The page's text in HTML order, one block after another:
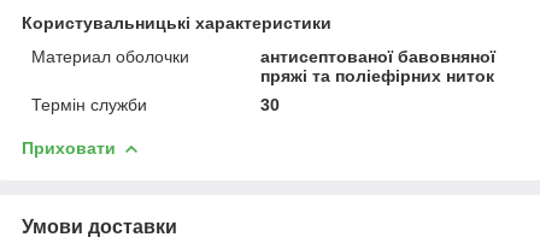
Користувальницькі характеристики
Материал оболочки
антисептованої бавовняної
пряжі та поліефірних ниток
Термін служби
30
Приховати
Умови доставки